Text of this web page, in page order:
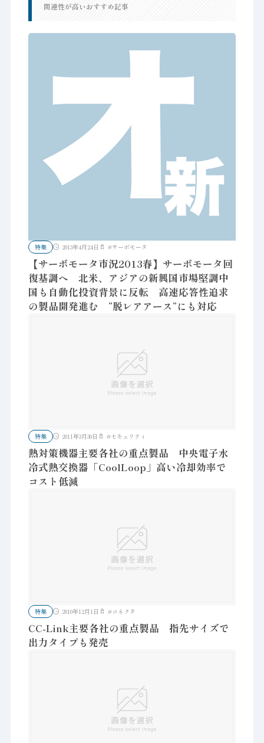
関連性が高いおすすめ記事
特集 2013年4月24日 #サーボモータ
【サーボモータ市況2013春】サーボモータ回
復基調へ 北米、アジアの新興国市場堅調中
国も自動化投資背景に反転 高速応答性追求
の製品開発進む ”脱レアアース”にも対応
特集 2011年3月30日 #セキュリティ
熱対策機器主要各社の重点製品 中央電子水
冷式熱交換器「CoolLoop」高い冷却効率で
コスト低減
特集 2010年12月1日 #コネクタ
CC-Link主要各社の重点製品 指先サイズで
出力タイプも発売